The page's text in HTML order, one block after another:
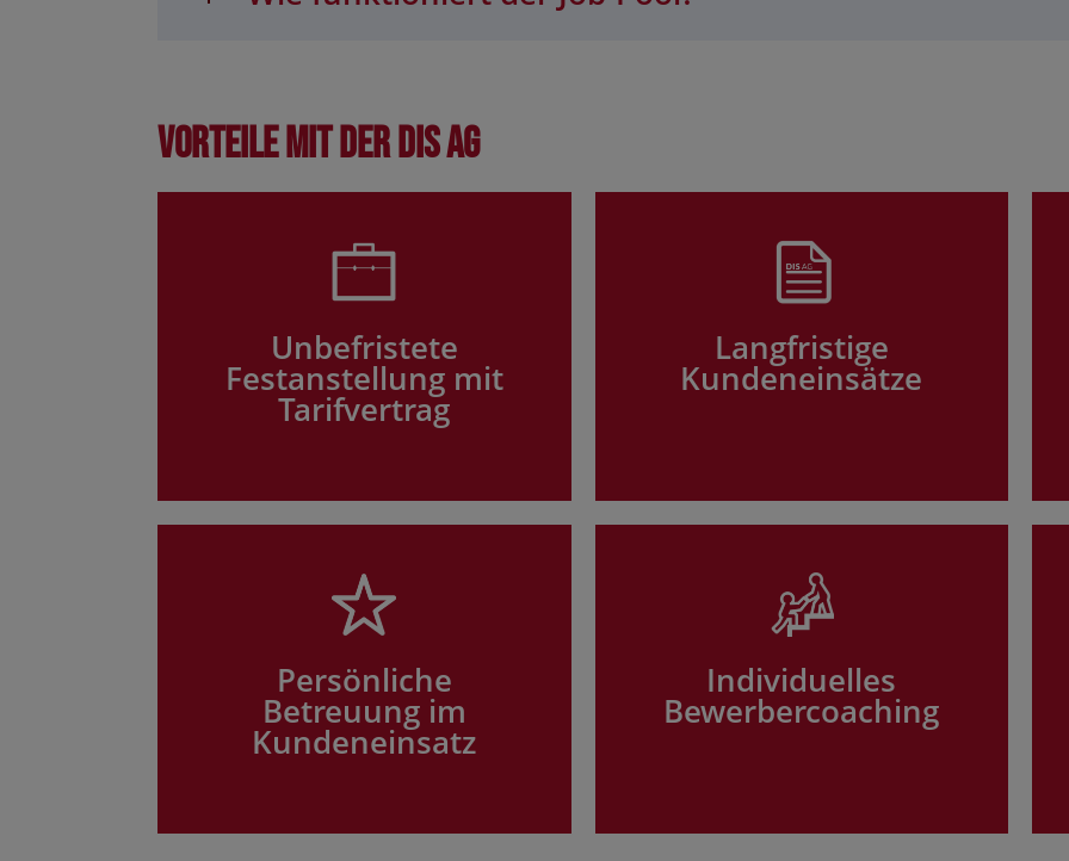
Vorteile mit der DIS AG
Unbefristete
Festanstellung mit
Tarifvertrag
Langfristige
Kundeneinsätze
Persönliche
Betreuung im
Kundeneinsatz
Individuelles
Bewerbercoaching